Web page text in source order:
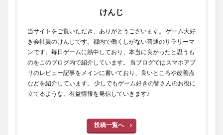
けんじ
当サイトをご覧いただき、ありがとうございます。 ゲーム大好
き会社員のけんじです。都内で働くしがない普通のサラリーマ
ンです。毎日ゲームに熱中しており、本当に良かったと思うも
のをこのブログ内で紹介しています。 当ブログではスマホアプ
リのレビュー記事をメインに書いており、良いところや改善点
などを紹介しています。 少しでもゲーム好きの皆さんのお役に
立てるような、有益情報を発信していきます♪
投稿一覧へ